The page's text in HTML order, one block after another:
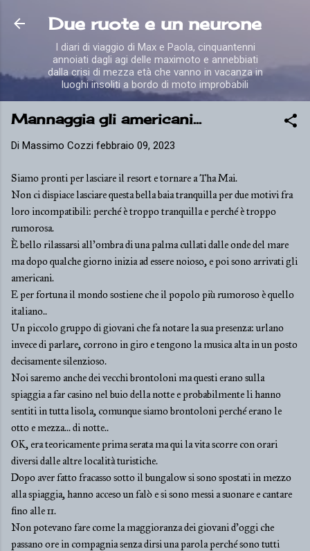
Passa ai contenuti principali
Due ruote e un neurone
I diari di viaggio di Max e Paola, cinquantenni
annoiati dagli agi delle maximoto e annebbiati
dalla crisi di mezza età che vanno in vacanza in
luoghi insoliti a bordo di moto improbabili
Mannaggia gli americani...
Di Massimo Cozzi febbraio 09, 2023
Siamo pronti per lasciare il resort e tornare a Tha Mai.
Non ci dispiace lasciare questa bella baia tranquilla per due motivi fra
loro incompatibili: perché è troppo tranquilla e perché è troppo
rumorosa.
È bello rilassarsi all'ombra di una palma cullati dalle onde del mare
ma dopo qualche giorno inizia ad essere noioso, e poi sono arrivati gli
americani.
E per fortuna il mondo sostiene che il popolo più rumoroso è quello
italiano..
Un piccolo gruppo di giovani che fa notare la sua presenza: urlano
invece di parlare, corrono in giro e tengono la musica alta in un posto
decisamente silenzioso.
Noi saremo anche dei vecchi brontoloni ma questi erano sulla
spiaggia a far casino nel buio della notte e probabilmente li hanno
sentiti in tutta lisola, comunque siamo brontoloni perché erano le
otto e mezza... di notte..
OK, era teoricamente prima serata ma qui la vita scorre con orari
diversi dalle altre località turistiche.
Dopo aver fatto fracasso sotto il bungalow si sono spostati in mezzo
alla spiaggia, hanno acceso un falò e si sono messi a suonare e cantare
fino alle 11.
Non potevano fare come la maggioranza dei giovani d'oggi che
passano ore in compagnia senza dirsi una parola perché sono tutti